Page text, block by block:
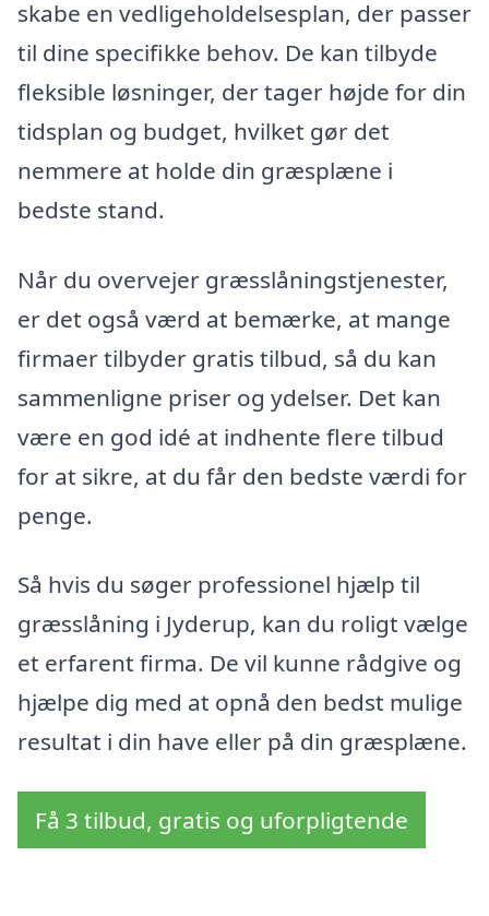
skabe en vedligeholdelsesplan, der passer
til dine specifikke behov. De kan tilbyde
fleksible løsninger, der tager højde for din
tidsplan og budget, hvilket gør det
nemmere at holde din græsplæne i
bedste stand.
Når du overvejer græsslåningstjenester,
er det også værd at bemærke, at mange
firmaer tilbyder gratis tilbud, så du kan
sammenligne priser og ydelser. Det kan
være en god idé at indhente flere tilbud
for at sikre, at du får den bedste værdi for
penge.
Så hvis du søger professionel hjælp til
græsslåning i Jyderup, kan du roligt vælge
et erfarent firma. De vil kunne rådgive og
hjælpe dig med at opnå den bedst mulige
resultat i din have eller på din græsplæne.
Få 3 tilbud, gratis og uforpligtende